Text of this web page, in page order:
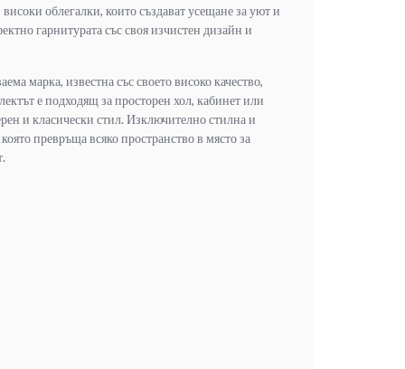
облегалки, които създават усещане за уют и
гарнитурата със своя изчистен дизайн и
марка, известна със своето високо качество,
е подходящ за просторен хол, кабинет или
и класически стил. Изключително стилна и
превръща всяко пространство в място за